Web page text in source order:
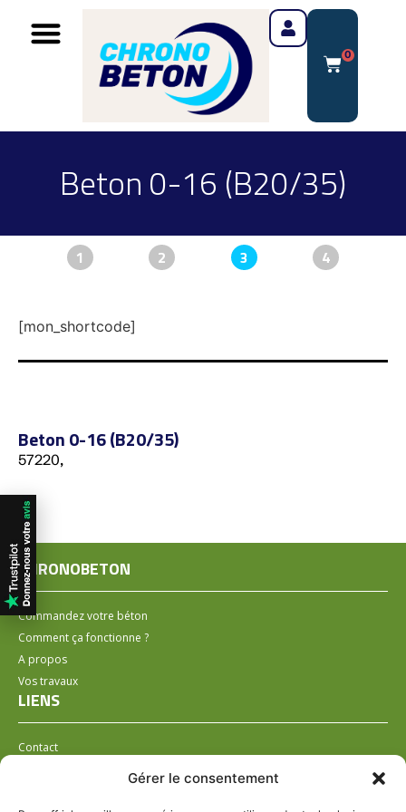
Gérer le consentement
0
Beton 0-16 (B20/35)
1 2 3 4
[mon_shortcode]
Beton 0-16 (B20/35)
57220,
CHRONOBETON
Commandez votre béton
Comment ça fonctionne ?
A propos
Vos travaux
LIENS
Contact